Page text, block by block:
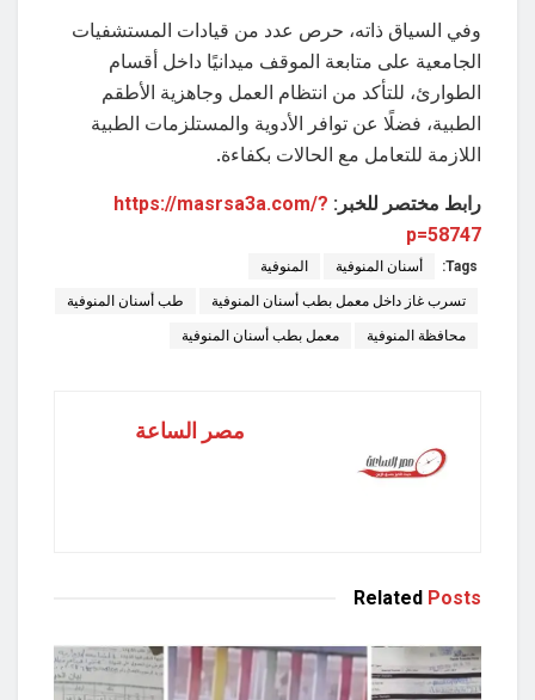
وفي السياق ذاته، حرص عدد من قيادات المستشفيات
الجامعية على متابعة الموقف ميدانيًا داخل أقسام
الطوارئ، للتأكد من انتظام العمل وجاهزية الأطقم
الطبية، فضلًا عن توافر الأدوية والمستلزمات الطبية
اللازمة للتعامل مع الحالات بكفاءة.
رابط مختصر للخبر: https://masrsa3a.com/?
p=58747
Tags: أسنان المنوفية المنوفية
تسرب غاز داخل معمل بطب أسنان المنوفية طب أسنان المنوفية
محافظة المنوفية معمل بطب أسنان المنوفية
مصر الساعة
Related Posts